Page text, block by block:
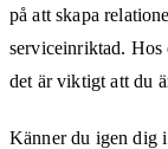
på att skapa
serviceinriktad. Hos
det är viktigt att du
Känner du igen dig